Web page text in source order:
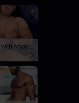
Live Cams with Amateur Men